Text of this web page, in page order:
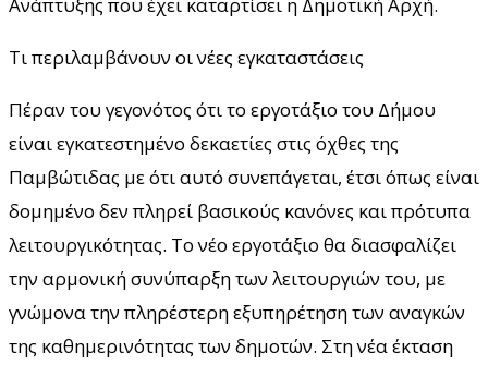
Τι περιλαμβάνουν οι νέες εγκαταστάσεις
Πέραν του γεγονότος ότι το εργοτάξιο του Δήμου
είναι εγκατεστημένο δεκαετίες στις όχθες της
Παμβώτιδας με ότι αυτό συνεπάγεται, έτσι όπως είναι
δομημένο δεν πληρεί βασικούς κανόνες και πρότυπα
λειτουργικότητας. Το νέο εργοτάξιο θα διασφαλίζει
την αρμονική συνύπαρξη των λειτουργιών του, με
γνώμονα την πληρέστερη εξυπηρέτηση των αναγκών
της καθημερινότητας των δημοτών. Στη νέα έκταση